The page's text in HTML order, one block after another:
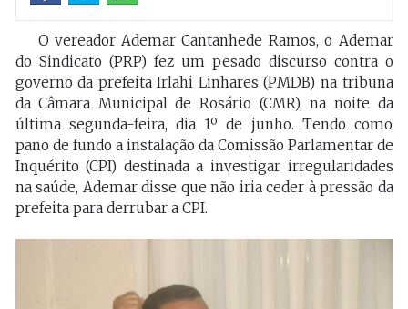
O vereador Ademar Cantanhede Ramos, o Ademar
do Sindicato (PRP) fez um pesado discurso contra o
governo da prefeita Irlahi Linhares (PMDB) na tribuna
da Câmara Municipal de Rosário (CMR), na noite da
última segunda-feira, dia 1º de junho. Tendo como
pano de fundo a instalação da Comissão Parlamentar de
Inquérito (CPI) destinada a investigar irregularidades
na saúde, Ademar disse que não iria ceder à pressão da
prefeita para derrubar a CPI.